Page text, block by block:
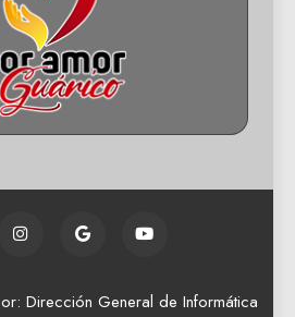
Dirección General de Informática